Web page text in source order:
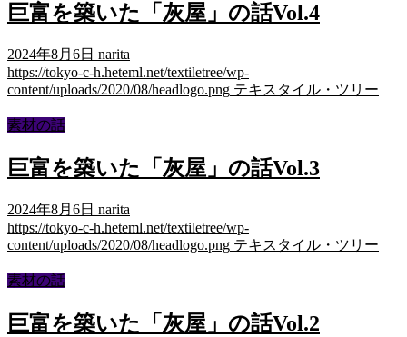
巨富を築いた「灰屋」の話Vol.4
2024年8月6日 narita
https://tokyo-c-h.heteml.net/textiletree/wp-
content/uploads/2020/08/headlogo.png テキスタイル・ツリー
素材の話
巨富を築いた「灰屋」の話Vol.3
2024年8月6日 narita
https://tokyo-c-h.heteml.net/textiletree/wp-
content/uploads/2020/08/headlogo.png テキスタイル・ツリー
素材の話
巨富を築いた「灰屋」の話Vol.2